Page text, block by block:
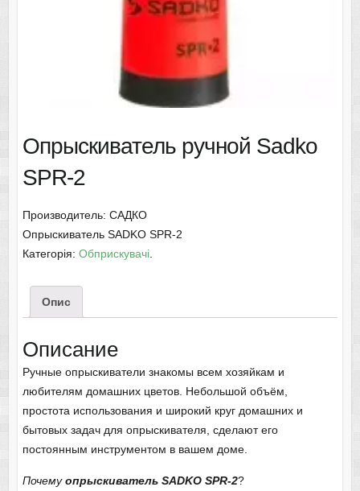
Опрыскиватель ручной Sadko
SPR-2
Производитель: САДКО
Опрыскиватель SADKO SPR-2
Категорія: Обприскувачі.
Опис
Описание
Ручные опрыскиватели знакомы всем хозяйкам и
любителям домашних цветов. Небольшой объём,
простота использования и широкий круг домашних и
бытовых задач для опрыскивателя, сделают его
постоянным инструментом в вашем доме.
Почему опрыскиватель SADKO SPR-2?